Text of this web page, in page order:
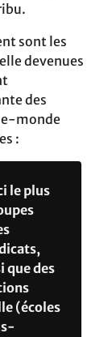
sont les
devenues
des
monde
:
le plus
que des
(écoles